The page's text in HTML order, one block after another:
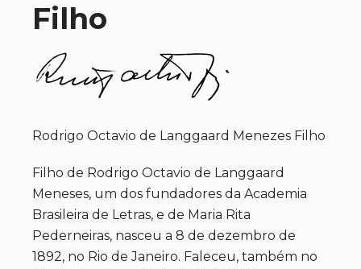
Filho
Rodrigo Octavio de Langgaard Menezes Filho
Filho de Rodrigo Octavio de Langgaard
Meneses, um dos fundadores da Academia
Brasileira de Letras, e de Maria Rita
Pederneiras, nasceu a 8 de dezembro de
1892, no Rio de Janeiro. Faleceu, também no